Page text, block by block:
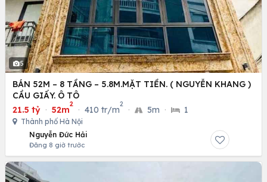
5
BÁN 52M – 8 TẦNG – 5.8M.MẶT TIỀN. ( NGUYỄN KHANG )
CẦU GIẤY. Ô TÔ
21.5 tỷ · 52m
2
· 410 tr/m
2
· 5m · 1
Thành phố Hà Nội
Nguyễn Đức Hải
Đăng 8 giờ trước